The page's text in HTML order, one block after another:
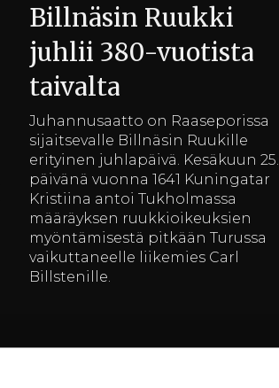
Billnäsin Ruukki
juhlii 380-vuotista
taivalta
Juhannusaatto on Raaseporissa
sijaitsevalle Billnäsin Ruukille
erityinen juhlapäivä. Kesäkuun 25.
päivänä vuonna 1641 Kuningatar
Kristiina antoi Tukholmassa
määräyksen ruukkioikeuksien
myöntämisestä pitkään Turussa
vaikuttaneelle liikemies Carl
Billstenille.